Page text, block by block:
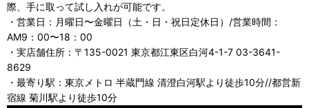
際、手に取って試し入れが可能です。
・営業日：月曜日〜金曜日（土・日・祝日定休日）/営業時間：
AM9：00〜18：00
・実店舗住所：〒135-0021 東京都江東区白河4-1-7 03-3641-
8629
・最寄り駅：東京メトロ 半蔵門線 清澄白河駅より徒歩10分//都営新
宿線 菊川駅より徒歩10分